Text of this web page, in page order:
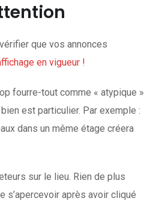
que vos annonces
en vigueur !
fourre-tout comme « atypique »
est particulier. Par exemple :
dans un même étage créera
sur le lieu. Rien de plus
s’apercevoir après avoir cliqué